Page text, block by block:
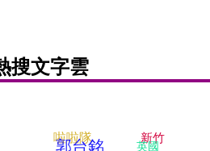
搜文字雲
新竹
啦啦隊 英國
郭台銘